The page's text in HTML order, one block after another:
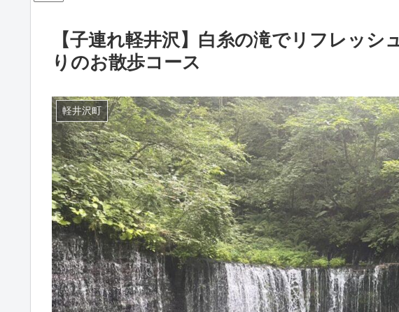
【子連れ軽井沢】白糸の滝でリフレッ
りのお散歩コース
軽井沢町